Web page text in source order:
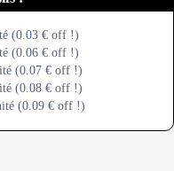
(0.03 € off !)
(0.06 € off !)
(0.07 € off !)
(0.08 € off !)
(0.09 € off !)